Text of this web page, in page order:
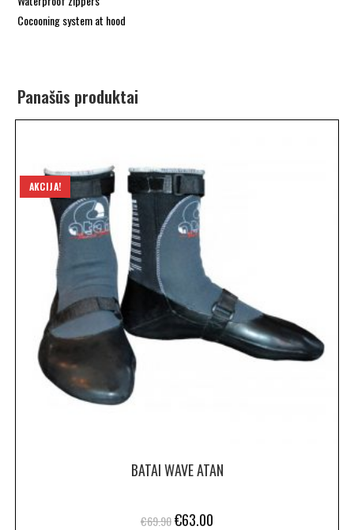
Cocooning system at hood
Panašūs produktai
AKCIJA!
BATAI WAVE ATAN
€69.90€63.00